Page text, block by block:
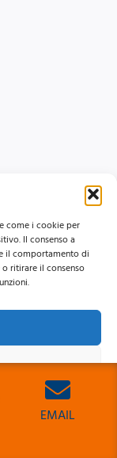
come i cookie per
Il consenso a
il comportamento di
ritirare il consenso
EMAIL